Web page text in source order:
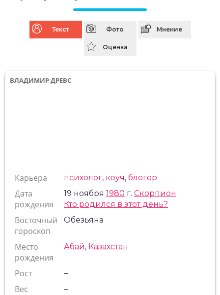
Текст Фото Мнение
Оценка
ВЛАДИМИР ДРЕВС
Карьера психолог, коуч, блогер
Дата
рождения
19 ноября 1980 г. Скорпион
Кто родился в этот день?
Восточный
гороскоп
Обезьяна
Место
рождения
Абай, Казахстан
Рост –
Вес –